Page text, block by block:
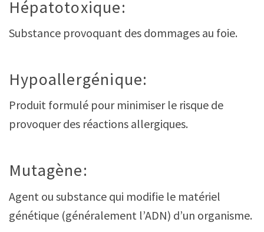
Hépatotoxique:
Substance provoquant des dommages au foie.
Hypoallergénique:
Produit formulé pour minimiser le risque de
provoquer des réactions allergiques.
Mutagène:
Agent ou substance qui modifie le matériel
génétique (généralement l’ADN) d’un organisme.